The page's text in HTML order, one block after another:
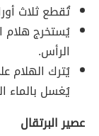
تُقطع ثلاث
يُستخرج هلام
الرأس.
يُترك الهلام
يُغسل بالماء
عصير البرتقال